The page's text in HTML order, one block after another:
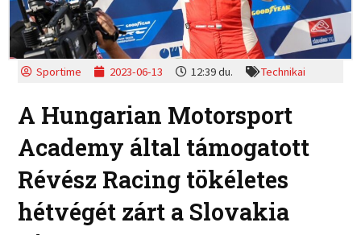
Sportime 2023-06-13 12:39 du. Technikai
A Hungarian Motorsport
Academy által támogatott
Révész Racing tökéletes
hétvégét zárt a Slovakia